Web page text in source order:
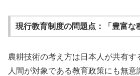
現行教育制度の問題点：「豊富な
農耕技術の考え方は日本人が共有す
人間が対象である教育政策にも無意